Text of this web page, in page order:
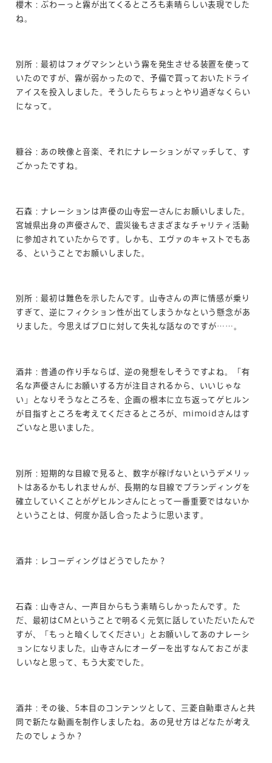
櫻木：ぶわーっと霧が出てくるところも素晴らしい表現でした
ね。
別所：最初はフォグマシンという霧を発生させる装置を使って
いたのですが、霧が弱かったので、予備で買っておいたドライ
アイスを投入しました。そうしたらちょっとやり過ぎなくらい
になって。
糠谷：あの映像と音楽、それにナレーションがマッチして、す
ごかったですね。
石森：ナレーションは声優の山寺宏一さんにお願いしました。
宮城県出身の声優さんで、震災後もさまざまなチャリティ活動
に参加されていたからです。しかも、エヴァのキャストでもあ
る、ということでお願いしました。
別所：最初は難色を示したんです。山寺さんの声に情感が乗り
すぎて、逆にフィクション性が出てしまうかなという懸念があ
りました。今思えばプロに対して失礼な話なのですが……。
酒井：普通の作り手ならば、逆の発想をしそうですよね。「有
名な声優さんにお願いする方が注目されるから、いいじゃな
い」となりそうなところを、企画の根本に立ち返ってゲヒルン
が目指すところを考えてくださるところが、mimoidさんはす
ごいなと思いました。
別所：短期的な目線で見ると、数字が稼げないというデメリッ
トはあるかもしれませんが、長期的な目線でブランディングを
確立していくことがゲヒルンさんにとって一番重要ではないか
ということは、何度か話し合ったように思います。
酒井：レコーディングはどうでしたか？
石森：山寺さん、一声目からもう素晴らしかったんです。た
だ、最初はCMということで明るく元気に話していただいたんで
すが、「もっと暗くしてください」とお願いしてあのナレーシ
ョンになりました。山寺さんにオーダーを出すなんておこがま
しいなと思って、もう大変でした。
酒井：その後、5本目のコンテンツとして、三菱自動車さんと共
同で新たな動画を制作しましたね。あの見せ方はどなたが考え
たのでしょうか？